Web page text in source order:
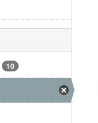
10